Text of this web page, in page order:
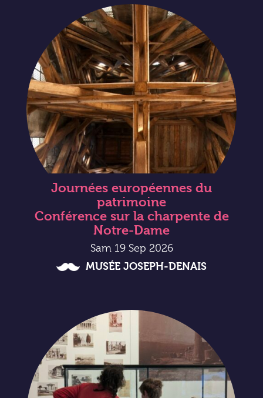
Journées européennes du
patrimoine
Conférence sur la charpente de
Notre-Dame
Sam 19 Sep 2026
MUSÉE JOSEPH-DENAIS